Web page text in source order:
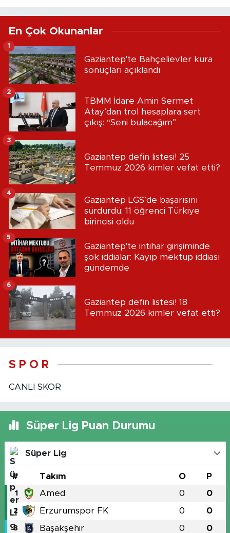
En Çok Okunanlar
Gaziantep'te Bahçelievler kura
sonuçları açıklandı
1
TBMM İdare Amiri Sermet
Atay’dan trol hesaplara sert
çıkış: “Seni bulacağım”
2
Gaziantep defin listesi! 25
Temmuz 2026 kimler vefat etti?
3
Gaziantep LGS’de başarısını
sürdürdü: 11 öğrenci Türkiye
birincisi oldu
4
Gaziantep'te intihar girişiminde
şok iddialar: Kayıp mektup iddiası
gündemde
5
Gaziantep defin listesi! 18
Temmuz 2026 kimler vefat etti?
6
S P O R
CANLI SKOR
Süper Lig Puan Durumu
Süper Lig
# Takım O P
1 Amed 0 0
2 Erzurumspor FK 0 0
3 Başakşehir 0 0